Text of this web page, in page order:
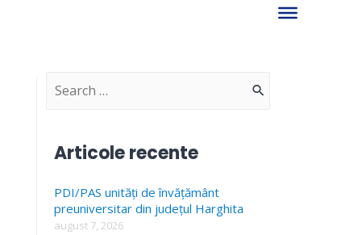
S
c
h
Articole recente
PDI/PAS unități de învățământ
preuniversitar din județul Harghita
august 7, 2026